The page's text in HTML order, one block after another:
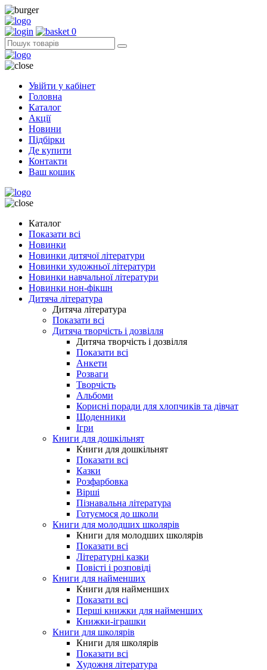
0
Увійти у кабінет
Головна
Каталог
Акції
Новини
Підбірки
Де купити
Контакти
Ваш кошик
Каталог
Показати всі
Новинки
Новинки дитячої літератури
Новинки художньої літератури
Новинки навчальної літератури
Новинки нон-фікшн
Дитяча література
Дитяча література
Показати всі
Дитяча творчість і дозвілля
Дитяча творчість і дозвілля
Показати всі
Анкети
Розваги
Творчість
Альбоми
Корисні поради для хлопчиків та дівчат
Щоденники
Ігри
Книги для дошкільнят
Книги для дошкільнят
Показати всі
Казки
Розфарбовка
Вірші
Пізнавальна література
Готуємося до школи
Книги для молодших школярів
Книги для молодших школярів
Показати всі
Літературні казки
Повісті і розповіді
Книги для найменших
Книги для найменших
Показати всі
Перші книжки для найменших
Книжки-іграшки
Книги для школярів
Книги для школярів
Показати всі
Художня література